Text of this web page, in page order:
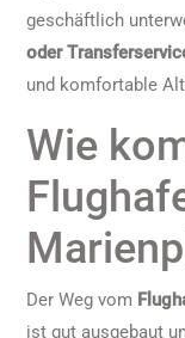
geschäftlich
oder
und komfortable
Wie
Der Weg vom
ist gut ausgebaut